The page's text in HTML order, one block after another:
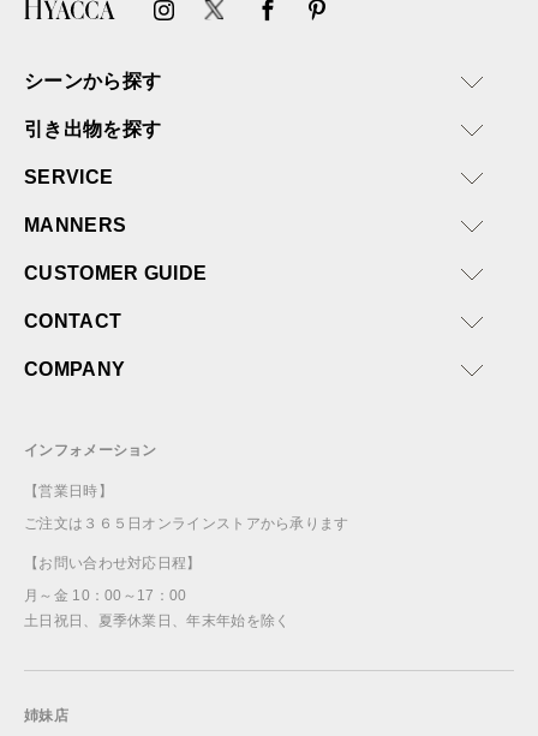
また、こちら不注意でメー
困った際にも、迅速に回答
た。
またぜひ利用させていただ
シーンから探す
引き出物を探す
SERVICE
MANNERS
CUSTOMER GUIDE
CONTACT
COMPANY
インフォメーション
【営業日時】
ご注文は３６５日オンラインストアから承ります
【お問い合わせ対応日程】
月～金 10：00～17：00
土日祝日、夏季休業日、年末年始を除く
姉妹店